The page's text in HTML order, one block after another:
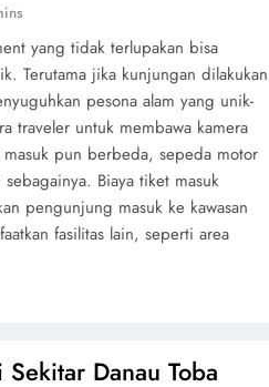
yang tidak terlupakan bisa
Terutama jika kunjungan dilakukan
pesona alam yang unik-
traveler untuk membawa kamera
pun berbeda, sepeda motor
Biaya tiket masuk
pengunjung masuk ke kawasan
fasilitas lain, seperti area
Danau Toba